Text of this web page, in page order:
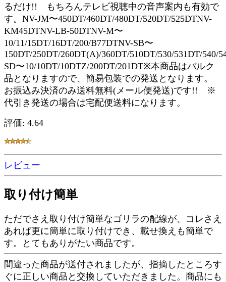
るだけ!! もちろんテレビ視聴中の音声案内も有効で
す。NV-JM〜450DT/460DT/480DT/520DT/525DTNV-
KM45DTNV-LB-50DTNV-M〜
10/11/15DT/16DT/200/B77DTNV-SB〜
150DT/250DT/260DT(A)/360DT/510DT/530/531DT/540/
SD〜10/10DT/10DTZ/200DT/201DT※本商品はバルク
品となりますので、簡易包装での発送となります。
お振込み決済のみ送料無料(メール便発送)です!! ※
代引き発送の場合は宅配便送料になります。
評価: 4.64
レビュー
取り付け簡単
ただでさえ取り付け簡単なゴリラの配線が、コレさえ
あれば更に簡単に取り付けでき、載せ換えも簡単で
す。とてもありがたい商品です。
間違った商品が送付されましたが、指摘したところす
ぐに正しい商品と交換していただきました。商品にも